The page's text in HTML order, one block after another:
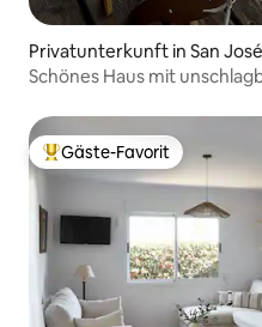
Privatunterkunft in San José
Schönes Haus mit
Beliebter Gäste-Favorit.
Gäste-Favorit